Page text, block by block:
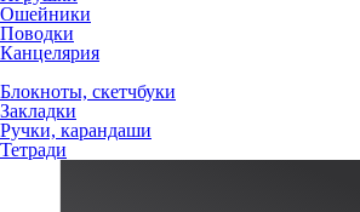
Ошейники
Поводки
Канцелярия
Блокноты, скетчбуки
Закладки
Ручки, карандаши
Тетради